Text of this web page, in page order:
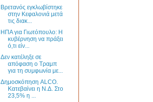
Βρετανός εγκλωβίστηκε
στην Κεφαλονιά μετά
τις διακ...
ΗΠΑ για Γιωτόπουλο: Η
κυβέρνηση να πράξει
ό,τι είν...
Δεν κατέληξε σε
απόφαση ο Τραμπ
για τη συμφωνία με...
Δημοσκόπηση ALCO.
Κατεβαίνει η Ν.Δ. Στο
23,5% η ...